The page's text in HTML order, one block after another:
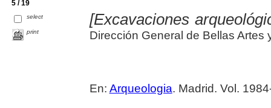
5 / 19
select
print
[Excavaciones
Dirección General de Bellas Artes
En: Arqueologia. Madrid. Vol.